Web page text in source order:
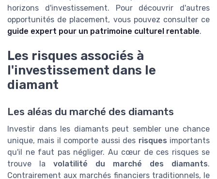
horizons d'investissement. Pour découvrir d'autres
opportunités de placement, vous pouvez consulter ce
guide expert pour un patrimoine culturel rentable.
Les risques associés à
l'investissement dans le
diamant
Les aléas du marché des diamants
Investir dans les diamants peut sembler une chance
unique, mais il comporte aussi des risques importants
qu'il ne faut pas négliger. Au cœur de ces risques se
trouve la volatilité du marché des diamants.
Contrairement aux marchés financiers traditionnels, le